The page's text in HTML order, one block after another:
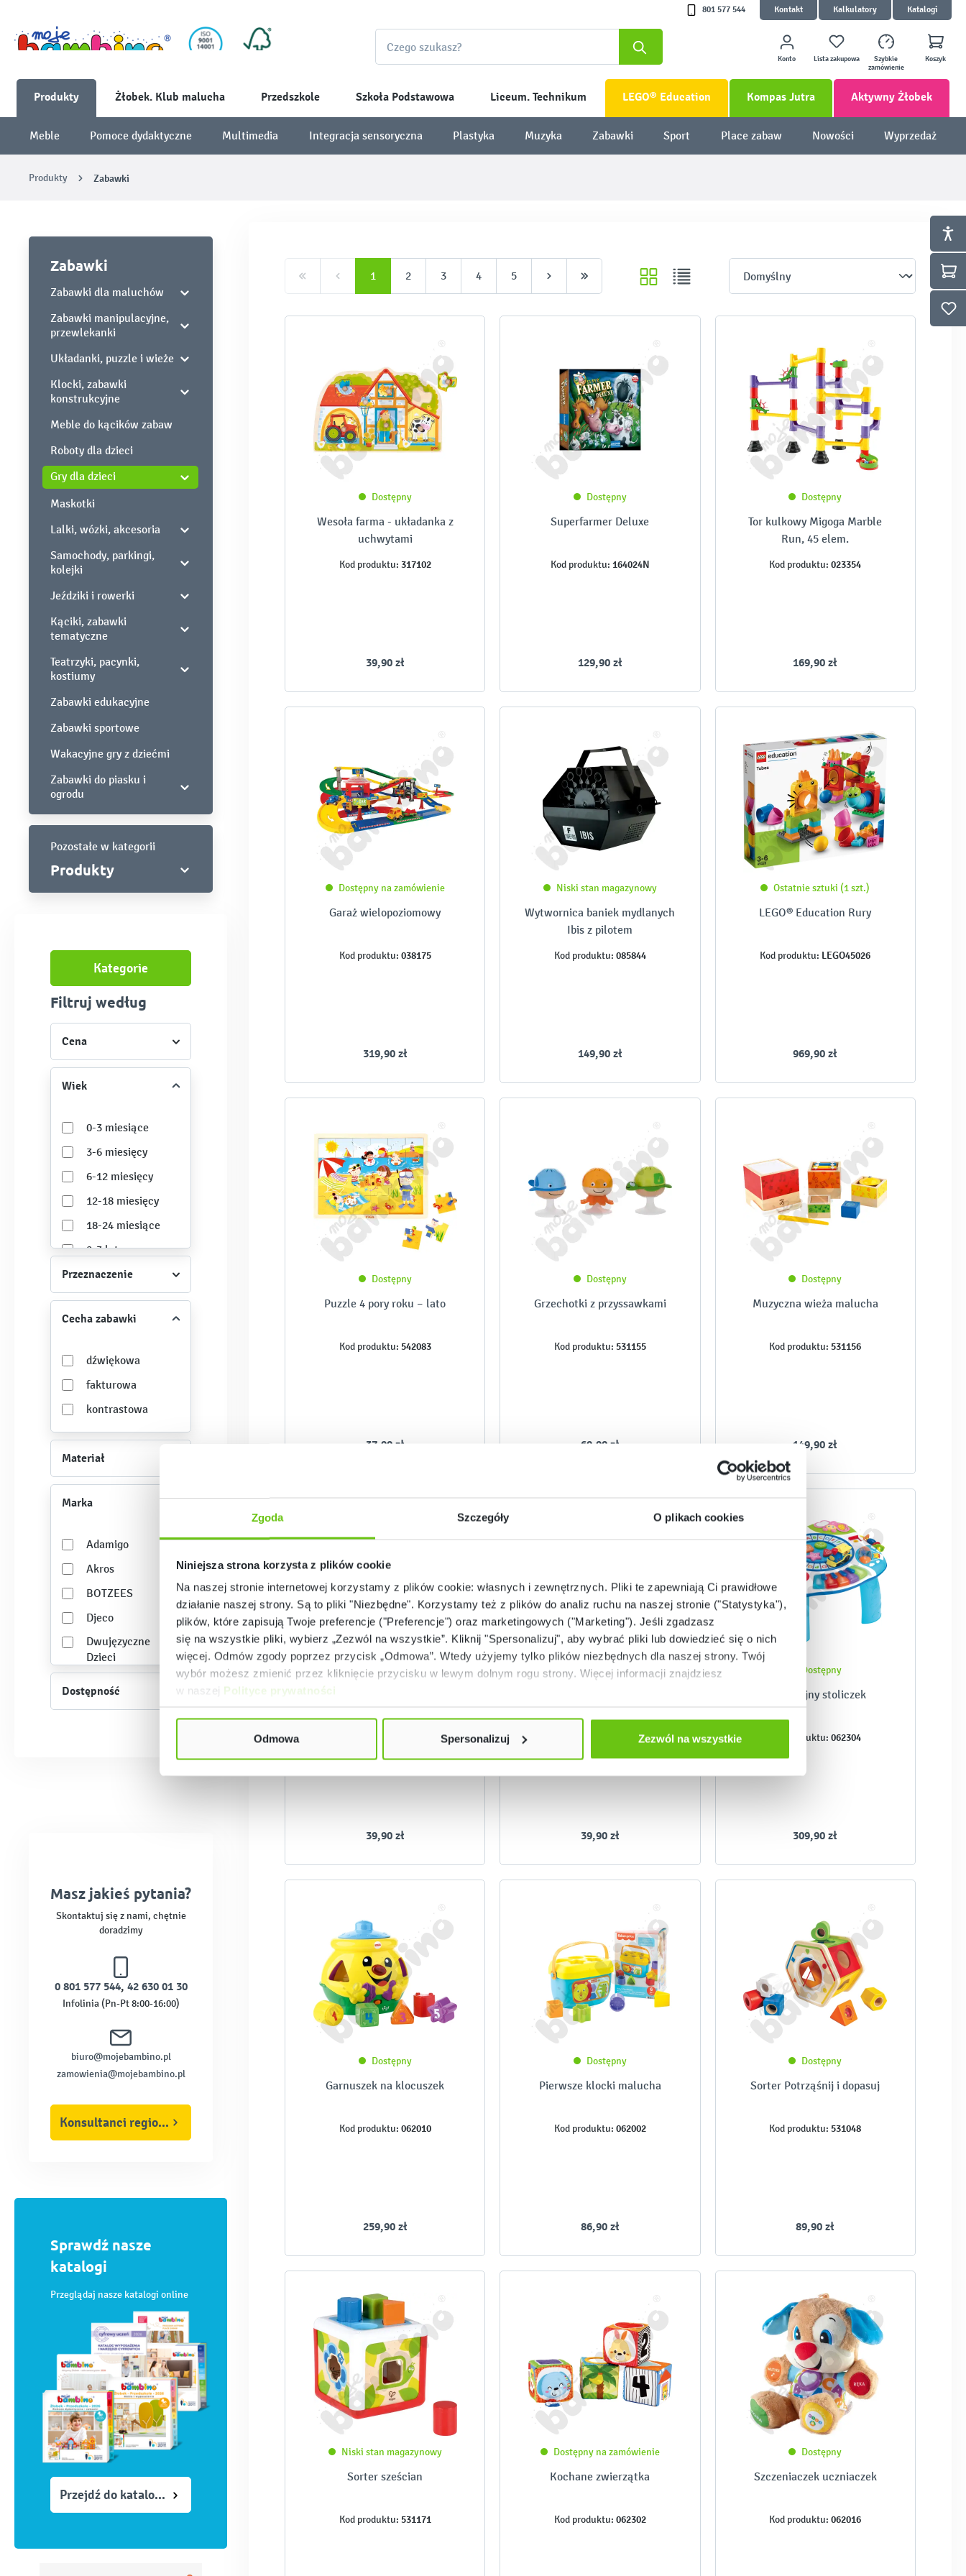
Zgoda Szczegóły O plikach cookies
Niniejsza strona korzysta z plików cookie
Na naszej stronie internetowej korzystamy z plików cookie: własnych i zewnętrznych. Pliki te zapewniają Ci prawidłowe
działanie naszej strony. Są to pliki "Niezbędne". Korzystamy też z plików do analiz ruchu na naszej stronie ("Statystyka"),
plików, które zapisują Twoje preferencje ("Preferencje") oraz marketingowych ("Marketing"). Jeśli zgadzasz
się na wszystkie pliki, wybierz „Zezwól na wszystkie”. Kliknij "Spersonalizuj", aby wybrać pliki lub dowiedzieć się o nich
więcej. Odmów zgody poprzez przycisk „Odmowa”. Wtedy użyjemy tylko plików niezbędnych dla naszej strony. Twój
wybór możesz zmienić przez kliknięcie przycisku w lewym dolnym rogu strony. Więcej informacji znajdziesz
w naszej Polityce prywatności
Odmowa Spersonalizuj Zezwól na wszystkie
801 577 544 Kontakt Kalkulatory Katalogi
Konto Lista zakupowa
Szybkie
zamówienie
Koszyk
Produkty Żłobek. Klub malucha Przedszkole Szkoła Podstawowa Liceum. Technikum LEGO® Education Kompas Jutra Aktywny Żłobek
Meble Pomoce dydaktyczne Multimedia Integracja sensoryczna Plastyka Muzyka Zabawki Sport Place zabaw Nowości Wyprzedaż
Produkty Zabawki
Zabawki
Zabawki dla maluchów
Zabawki manipulacyjne,
przewlekanki
Układanki, puzzle i wieże
Klocki, zabawki
konstrukcyjne
Meble do kącików zabaw
Roboty dla dzieci
Gry dla dzieci
Maskotki
Lalki, wózki, akcesoria
Samochody, parkingi,
kolejki
Jeździki i rowerki
Kąciki, zabawki
tematyczne
Teatrzyki, pacynki,
kostiumy
Zabawki edukacyjne
Zabawki sportowe
Wakacyjne gry z dziećmi
Zabawki do piasku i
ogrodu
Pozostałe w kategorii
Produkty
Kategorie
Filtruj według
Cena
Wiek
0-3 miesiące
3-6 miesięcy
6-12 miesięcy
12-18 miesięcy
18-24 miesiące
2-3 lata
3-6 lat
7-9 lat
9+
Przeznaczenie
Cecha zabawki
dźwiękowa
fakturowa
kontrastowa
Materiał
Marka
Adamigo
Akros
BOTZEES
Djeco
Dwujęzyczne
Dzieci
Ei System
Hape
Klocki Waffle
Little Tikes
Moje Bambino
Nathan
Nienhuis
Wader
Dostępność
Masz jakieś pytania?
Skontaktuj się z nami, chętnie
doradzimy
0 801 577 544, 42 630 01 30
Infolinia (Pn-Pt 8:00-16:00)
biuro@mojebambino.pl
zamowienia@mojebambino.pl
Konsultanci regionalni
Sprawdź nasze
katalogi
Przeglądaj nasze katalogi online
Przejdź do katalogów
1 2 3 4 5
Dostępny
Wesoła farma - układanka z
uchwytami
Kod produktu: 317102
39,90 zł
Dostępny
Superfarmer Deluxe
Kod produktu: 164024N
129,90 zł
Dostępny
Tor kulkowy Migoga Marble
Run, 45 elem.
Kod produktu: 023354
169,90 zł
Dostępny na zamówienie
Garaż wielopoziomowy
Kod produktu: 038175
319,90 zł
Niski stan magazynowy
Wytwornica baniek mydlanych
Ibis z pilotem
Kod produktu: 085844
149,90 zł
Ostatnie sztuki (1 szt.)
LEGO® Education Rury
Kod produktu: LEGO45026
969,90 zł
Dostępny
Puzzle 4 pory roku – lato
Kod produktu: 542083
37,90 zł
Dostępny
Grzechotki z przyssawkami
Kod produktu: 531155
69,90 zł
Dostępny
Muzyczna wieża malucha
Kod produktu: 531156
149,90 zł
Dostępny
Grzechotka z dzwoneczkiem
39,90 zł
Dostępny
531159
39,90 zł
Dostępny
Edukacyjny stoliczek
Kod produktu: 062304
309,90 zł
Dostępny
Garnuszek na klocuszek
Kod produktu: 062010
259,90 zł
Dostępny
Pierwsze klocki malucha
Kod produktu: 062002
86,90 zł
Dostępny
Sorter Potrząśnij i dopasuj
Kod produktu: 531048
89,90 zł
Niski stan magazynowy
Sorter sześcian
Kod produktu: 531171
Dostępny na zamówienie
Kochane zwierzątka
Kod produktu: 062302
Dostępny
Szczeniaczek uczniaczek
Kod produktu: 062016